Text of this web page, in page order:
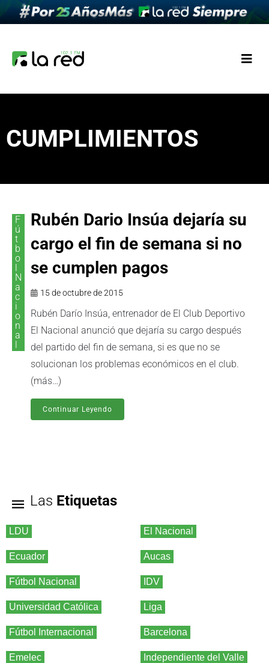
CUMPLIMIENTOS
F
ú
t
b
o
N
a
c
i
o
n
a
Rubén Dario Insúa dejaría su
cargo el fin de semana si no
se cumplen pagos
15 de octubre de 2015
Rubén Darío Insúa, entrenador de El Club Deportivo
El Nacional anunció que dejaría su cargo después
del partido del fin de semana, si es que no se
solucionan los problemas económicos en el club.
(más…)
Continuar Leyendo
Las Etiquetas
LDU El Nacional
Ecuador Aucas
Fútbol Nacional IDV
Universidad Católica Liga
Fútbol Internacional Barcelona
Emelec Independiente del Valle